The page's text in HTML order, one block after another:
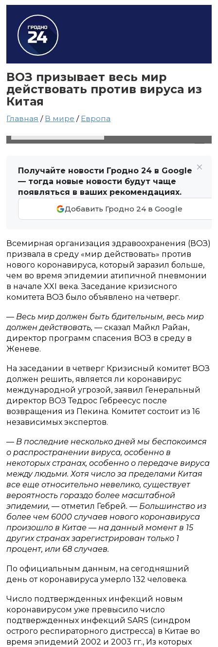
ВОЗ призывает весь мир
действовать против вируса из
Китая
Главная / В мире / Европа
Получайте новости Гродно 24 в Google
— тогда новые новости будут чаще
появляться в ваших рекомендациях.
Добавить Гродно 24 в Google
Всемирная организация здравоохранения (ВОЗ)
призвала в среду «мир действовать» против
нового коронавируса, который заразил больше,
чем во время эпидемии атипичной пневмонии
в начале XXI века. Заседание кризисного
комитета ВОЗ было объявлено на четверг.
— Весь мир должен быть бдительным, весь мир
должен действовать,— сказал Майкл Райан,
директор программ спасения ВОЗ в среду в
Женеве.
На заседании в четверг Кризисный комитет ВОЗ
должен решить, является ли коронавирус
международной угрозой, заявил Генеральный
директор ВОЗ Тедрос Гебреесус после
возвращения из Пекина. Комитет состоит из 16
независимых экспертов.
— В последние несколько дней мы беспокоимся
о распространении вируса, особенно в
некоторых странах, особенно о передаче вируса
между людьми. Хотя число за пределами Китая
все еще относительно невелико, существует
вероятность гораздо более масштабной
эпидемии, — отметил Гебрей. — Большинство из
более чем 6000 случаев нового коронавируса
произошло в Китае — на данный момент в 15
других странах зарегистрирован только 1
процент, или 68 случаев.
По официальным данным, на сегодняшний
день от коронавируса умерло 132 человека.
Число подтвержденных инфекций новым
коронавирусом уже превысило число
подтвержденных инфекций SARS (синдром
острого респираторного дистресса) в Китае во
время эпидемий 2002 и 2003 гг., Из которых